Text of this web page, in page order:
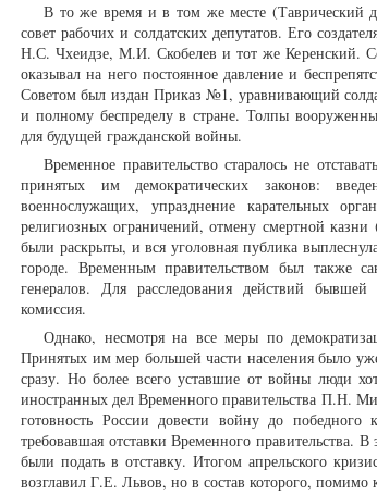
В то же время и в том же месте (Таврический
совет рабочих и солдатских депутатов. Его
Н.С. Чхеидзе, М.И. Скобелев и тот же Керенский.
оказывал на него постоянное давление и
Советом был издан Приказ №1, уравнивающий
и полному беспределу в стране. Толпы
для будущей гражданской войны.
Временное правительство старалось не
принятых им демократических законов:
военнослужащих, упразднение карательных
религиозных ограничений, отмену смертной
были раскрыты, и вся уголовная публика
городе. Временным правительством был также
генералов. Для расследования действий
комиссия.
Однако, несмотря на все меры по
Принятых им мер большей части населения было
сразу. Но более всего уставшие от войны люди
иностранных дел Временного правительства П.Н.
готовность России довести войну до победного
требовавшая отставки Временного
были подать в отставку. Итогом апрельского
возглавил Г.Е. Львов, но в состав которого,